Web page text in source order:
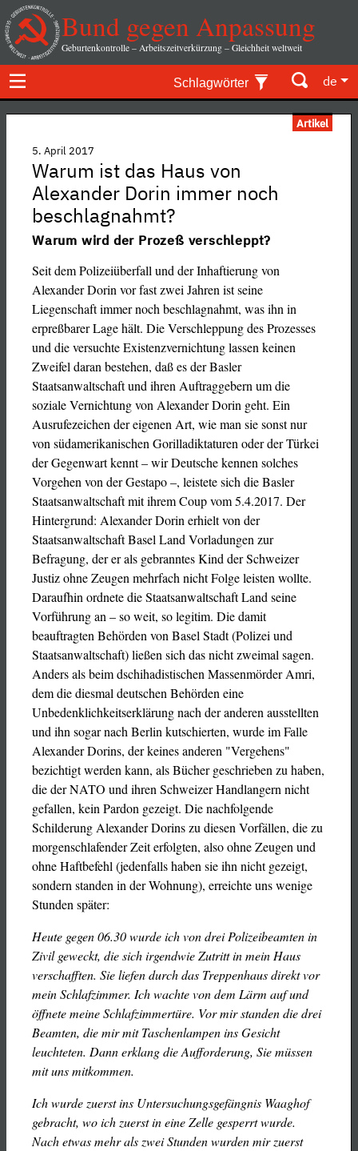
Bund gegen Anpassung
Geburtenkontrolle – Arbeitszeitverkürzung – Gleichheit weltweit
Schlagwörter de
Artikel
5. April 2017
Warum ist das Haus von
Alexander Dorin immer noch
beschlagnahmt?
Warum wird der Prozeß verschleppt?
Seit dem Polizeiüberfall und der Inhaftierung von
Alexander Dorin vor fast zwei Jahren ist seine
Liegenschaft immer noch beschlagnahmt, was ihn in
erpreßbarer Lage hält. Die Verschleppung des Prozesses
und die versuchte Existenzvernichtung lassen keinen
Zweifel daran bestehen, daß es der Basler
Staatsanwaltschaft und ihren Auftraggebern um die
soziale Vernichtung von Alexander Dorin geht. Ein
Ausrufezeichen der eigenen Art, wie man sie sonst nur
von südamerikanischen Gorilladiktaturen oder der Türkei
der Gegenwart kennt – wir Deutsche kennen solches
Vorgehen von der Gestapo –, leistete sich die Basler
Staatsanwaltschaft mit ihrem Coup vom 5.4.2017. Der
Hintergrund: Alexander Dorin erhielt von der
Staatsanwaltschaft Basel Land Vorladungen zur
Befragung, der er als gebranntes Kind der Schweizer
Justiz ohne Zeugen mehrfach nicht Folge leisten wollte.
Daraufhin ordnete die Staatsanwaltschaft Land seine
Vorführung an – so weit, so legitim. Die damit
beauftragten Behörden von Basel Stadt (Polizei und
Staatsanwaltschaft) ließen sich das nicht zweimal sagen.
Anders als beim dschihadistischen Massenmörder Amri,
dem die diesmal deutschen Behörden eine
Unbedenklichkeitserklärung nach der anderen ausstellten
und ihn sogar nach Berlin kutschierten, wurde im Falle
Alexander Dorins, der keines anderen "Vergehens"
bezichtigt werden kann, als Bücher geschrieben zu haben,
die der NATO und ihren Schweizer Handlangern nicht
gefallen, kein Pardon gezeigt. Die nachfolgende
Schilderung Alexander Dorins zu diesen Vorfällen, die zu
morgenschlafender Zeit erfolgten, also ohne Zeugen und
ohne Haftbefehl (jedenfalls haben sie ihn nicht gezeigt,
sondern standen in der Wohnung), erreichte uns wenige
Stunden später:
Heute gegen 06.30 wurde ich von drei Polizeibeamten in
Zivil geweckt, die sich irgendwie Zutritt in mein Haus
verschafften. Sie liefen durch das Treppenhaus direkt vor
mein Schlafzimmer. Ich wachte von dem Lärm auf und
öffnete meine Schlafzimmertüre. Vor mir standen die drei
Beamten, die mir mit Taschenlampen ins Gesicht
leuchteten. Dann erklang die Aufforderung, Sie müssen
mit uns mitkommen.
Ich wurde zuerst ins Untersuchungsgefängnis Waaghof
gebracht, wo ich zuerst in eine Zelle gesperrt wurde.
Nach etwas mehr als zwei Stunden wurden mir zuerst